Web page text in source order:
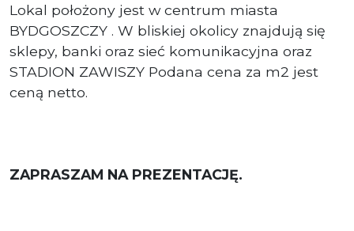
Lokal położony jest w centrum miasta
BYDGOSZCZY . W bliskiej okolicy znajdują się
sklepy, banki oraz sieć komunikacyjna oraz
STADION ZAWISZY Podana cena za m2 jest
ceną netto.
ZAPRASZAM NA PREZENTACJĘ.